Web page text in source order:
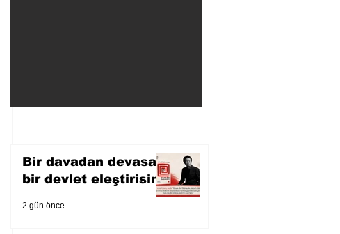
Bir davadan devasa
bir devlet eleştirisine
2 gün önce